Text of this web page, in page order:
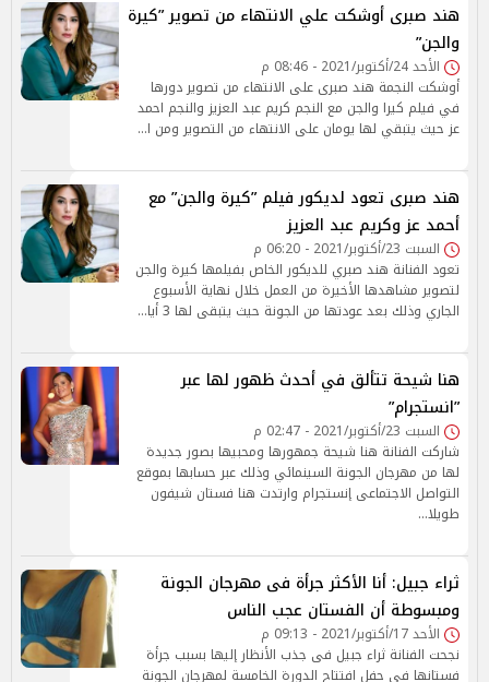
هند صبرى أوشكت علي الانتهاء من تصوير ”كيرة
والجن”
الأحد 24/أكتوبر/2021 - 08:46 م
أوشكت النجمة هند صبرى على الانتهاء من تصوير دورها
في فيلم كيرا والجن مع النجم كريم عبد العزيز والنجم احمد
عز حيث يتبقي لها يومان على الانتهاء من التصوير ومن ا…
هند صبرى تعود لديكور فيلم ”كيرة والجن” مع
أحمد عز وكريم عبد العزيز
السبت 23/أكتوبر/2021 - 06:20 م
تعود الفنانة هند صبري للديكور الخاص بفيلمها كيرة والجن
لتصوير مشاهدها الأخيرة من العمل خلال نهاية الأسبوع
الجاري وذلك بعد عودتها من الجونة حيث يتبقى لها 3 أيا…
هنا شيحة تتألق في أحدث ظهور لها عبر
”انستجرام”
السبت 23/أكتوبر/2021 - 02:47 م
شاركت الفنانة هنا شيحة جمهورها ومحبيها بصور جديدة
لها من مهرجان الجونة السينمائي وذلك عبر حسابها بموقع
التواصل الاجتماعى إنستجرام وارتدت هنا فستان شيفون
طويلا…
ثراء جبيل: أنا الأكثر جرأة فى مهرجان الجونة
ومبسوطة أن الفستان عجب الناس
الأحد 17/أكتوبر/2021 - 09:13 م
نجحت الفنانة ثراء جبيل فى جذب الأنظار إليها بسبب جرأة
فستانها في حفل افتتاح الدورة الخامسة لمهرجان الجونة